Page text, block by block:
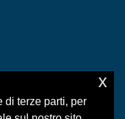
di terze parti, per
x